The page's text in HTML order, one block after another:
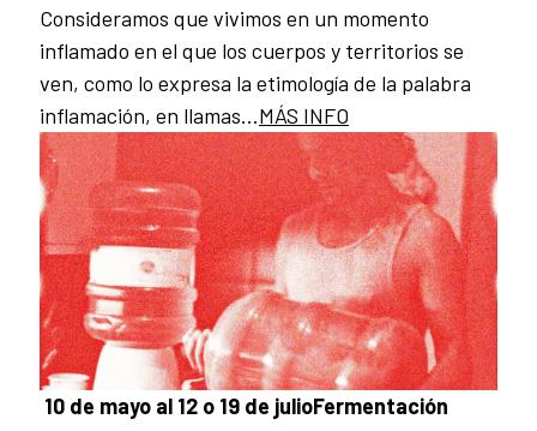
Consideramos que vivimos en un momento
inflamado en el que los cuerpos y territorios se
ven, como lo expresa la etimología de la palabra
inflamación, en llamas...MÁS INFO
10 de mayo al 12 o 19 de julioFermentación